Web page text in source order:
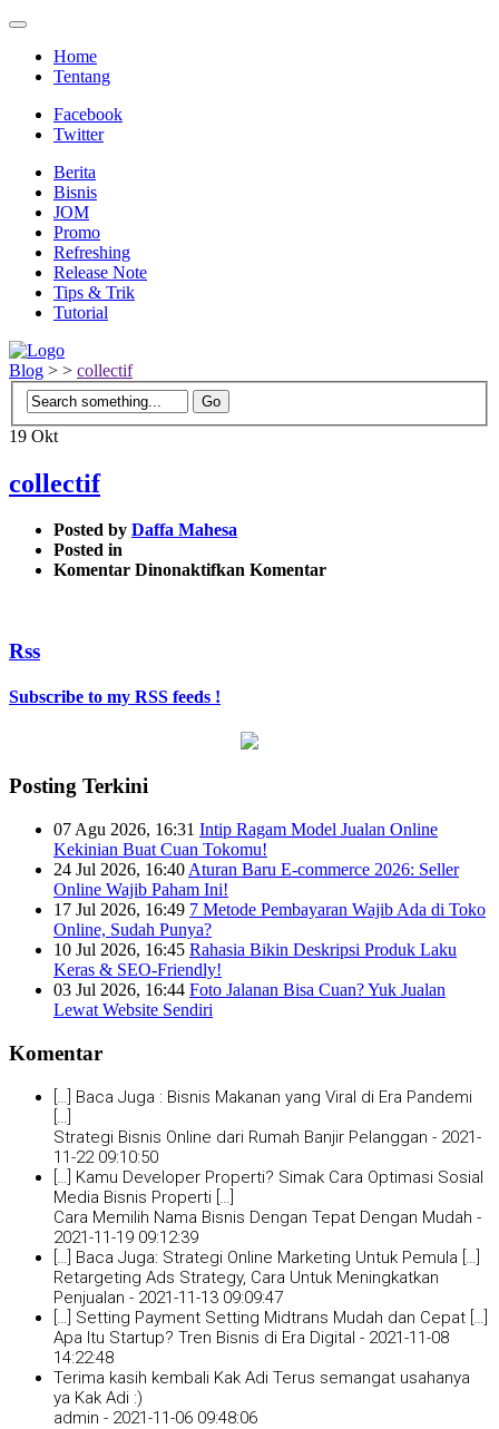
Home
Tentang
Facebook
Twitter
Berita
Bisnis
JOM
Promo
Refreshing
Release Note
Tips & Trik
Tutorial
Blog > > collectif
19 Okt
collectif
Posted by Daffa Mahesa
Posted in
Komentar Dinonaktifkan pada
Komentar
Rss
Subscribe to my RSS feeds !
Posting Terkini
07 Agu 2026, 16:31 Intip Ragam Model Jualan Online
Kekinian Buat Cuan Tokomu!
24 Jul 2026, 16:40 Aturan Baru E-commerce 2026: Seller
Online Wajib Paham Ini!
17 Jul 2026, 16:49 7 Metode Pembayaran Wajib Ada di Toko
Online, Sudah Punya?
10 Jul 2026, 16:45 Rahasia Bikin Deskripsi Produk Laku
Keras & SEO-Friendly!
03 Jul 2026, 16:44 Foto Jalanan Bisa Cuan? Yuk Jualan
Lewat Website Sendiri
Komentar
[…] Baca Juga : Bisnis Makanan yang Viral di Era Pandemi
Strategi Bisnis Online dari Rumah Banjir Pelanggan - 2021-
11-22 09:10:50
[…] Kamu Developer Properti? Simak Cara Optimasi Sosial
Media Bisnis Properti […]
Cara Memilih Nama Bisnis Dengan Tepat Dengan Mudah -
2021-11-19 09:12:39
[…] Baca Juga: Strategi Online Marketing Untuk Pemula […]
Retargeting Ads Strategy, Cara Untuk Meningkatkan
Penjualan - 2021-11-13 09:09:47
[…] Setting Payment Setting Midtrans Mudah dan Cepat […]
Apa Itu Startup? Tren Bisnis di Era Digital - 2021-11-08
14:22:48
Terima kasih kembali Kak Adi Terus semangat usahanya
ya Kak Adi :)
admin - 2021-11-06 09:48:06